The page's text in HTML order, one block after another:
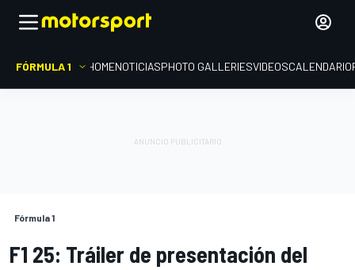
FÓRMULA 1 HOMENOTICIASPHOTO GALLERIESVIDEOSCALENDARIO
Fórmula 1
F1 25: Tráiler de presentación del